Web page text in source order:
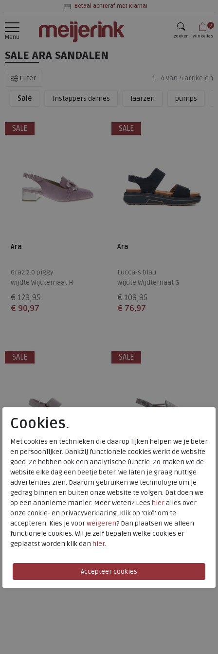
Betaal achteraf met Klarna!
Menu zoeken
0
Winkeltas
SALE ARA SANDALEN
Filter 1 - 4 van 4 artikelen
Sale Instappers dames laarzen pumps
SALE
Ara
Graz 2.0 piggy
wijdte Wijdtemaat H
€ 129,95
€ 90,97
SALE
Ara
Lucca-s blau
wijdte Wijdtemaat G
€ 109,95
€ 76,97
SALE
Ara
Lucca-s sand
wijdte Wijdtemaat G
€ 109,95
€ 76,97
SALE
Ara
Hawaii 2.0 sasso
€ 79,95
€ 55,97
41
Cookies.
Met cookies en technieken die daarop lijken helpen we je beter
en persoonlijker. Dankzij functionele cookies werkt de website
goed. Ze hebben ook een analytische functie. Zo maken we de
website elke dag een beetje beter. We laten je graag nuttige
advertenties zien. Daarom gebruiken we technologie om je
gedrag binnen en buiten onze website te volgen. Dat doen we
op een anonieme manier. Meer weten? Lees hieralles over
onze cookie- en privacyverklaring. Klik op 'Oké' om te
accepteren. Kies je voorweigeren? Dan plaatsen we alleen
functionele cookies. Wil je zelf bepalen welke cookies er
geplaatst worden klik dan hier.